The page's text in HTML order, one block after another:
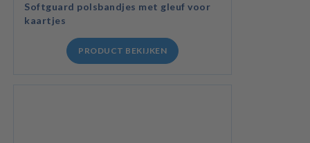
Softguard polsbandjes met gleuf voor
kaartjes
PRODUCT BEKIJKEN